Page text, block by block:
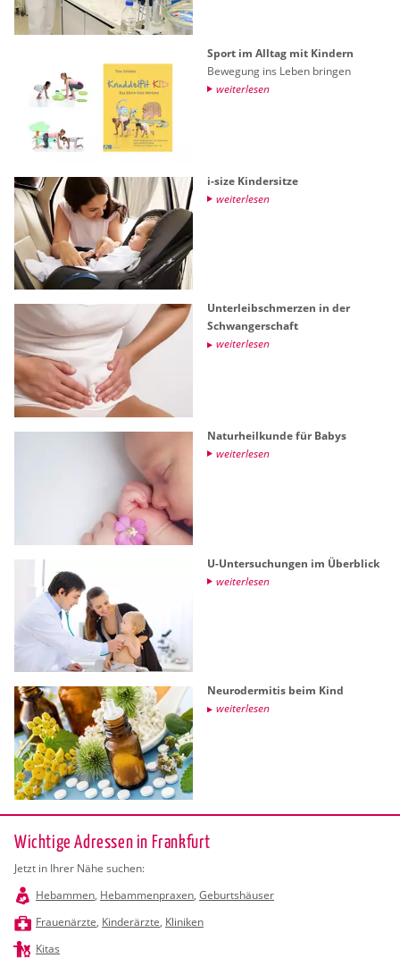
Sport im All­tag mit Kin­dern
Be­we­gung ins Leben brin­gen
wei­ter­le­sen
i-size Kin­der­sit­ze
wei­ter­le­sen
Un­ter­leib­schmer­zen in der
Schwan­ger­schaft
wei­ter­le­sen
Na­tur­heil­kun­de für Babys
wei­ter­le­sen
U-Un­ter­su­chun­gen im Über­blick
wei­ter­le­sen
Neu­ro­der­mi­tis beim Kind
wei­ter­le­sen
Wichtige Adressen in Frankfurt
Jetzt in Ihrer Nähe suchen:
Hebammen, Hebammenpraxen, Geburtshäuser
Frauenärzte, Kinderärzte, Kliniken
Kitas